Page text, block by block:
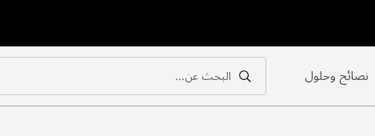
بحث
البحث عن...
بحث نصائح وحلول